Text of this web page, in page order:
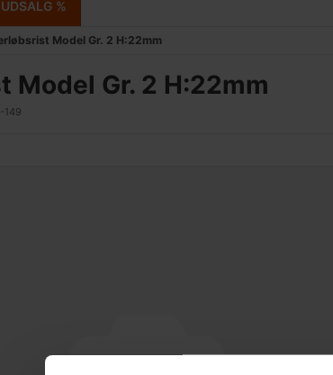
UDSALG %
Model Gr. 2 H:22mm
Model Gr. 2 H:22mm
149